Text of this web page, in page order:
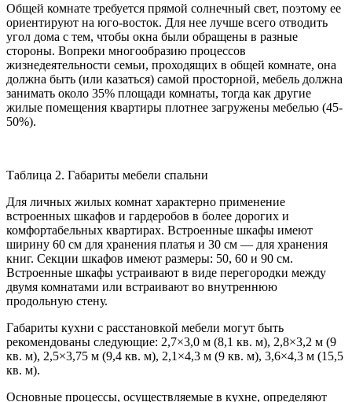
Общей комнате требуется прямой солнечный свет, поэтому ее
ориентируют на юго-восток. Для нее лучше всего отводить
угол дома с тем, чтобы окна были обращены в разные
стороны. Вопреки многообразию процессов
жизнедеятельности семьи, проходящих в общей комнате, она
должна быть (или казаться) самой просторной, мебель должна
занимать около 35% площади комнаты, тогда как другие
жилые помещения квартиры плотнее загружены мебелью (45-
50%).
Таблица 2. Габариты мебели спальни
Для личных жилых комнат характерно применение
встроенных шкафов и гардеробов в более дорогих и
комфортабельных квартирах. Встроенные шкафы имеют
ширину 60 см для хранения платья и 30 см — для хранения
книг. Секции шкафов имеют размеры: 50, 60 и 90 см.
Встроенные шкафы устраивают в виде перегородки между
двумя комнатами или встраивают во внутреннюю
продольную стену.
Габариты кухни с расстановкой мебели могут быть
рекомендованы следующие: 2,7×3,0 м (8,1 кв. м), 2,8×3,2 м (9
кв. м), 2,5×3,75 м (9,4 кв. м), 2,1×4,3 м (9 кв. м), 3,6×4,3 м (15,5
кв. м).
Основные процессы, осуществляемые в кухне, определяют